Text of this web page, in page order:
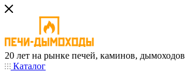
20 лет на рынке печей, каминов, дымоходов
Каталог